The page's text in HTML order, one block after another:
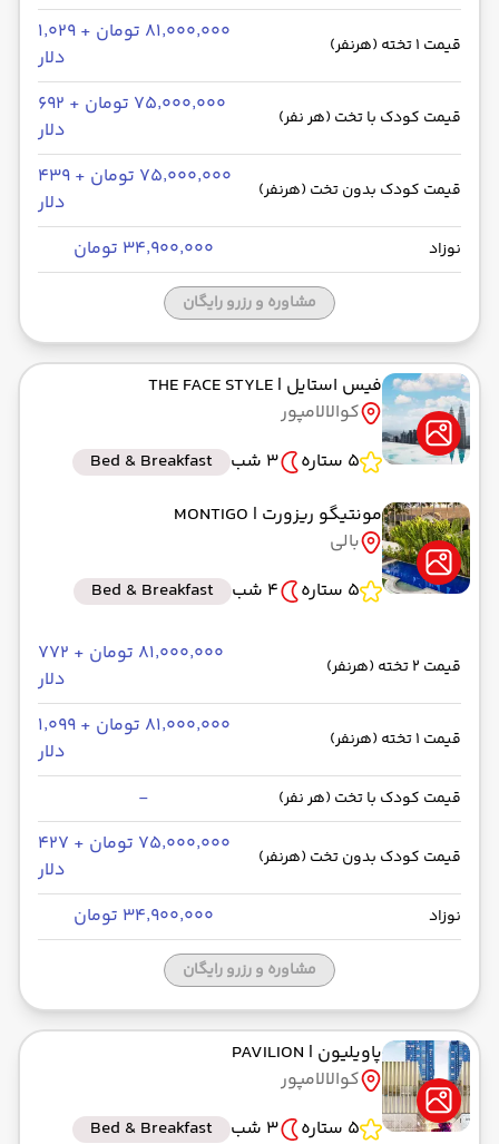
قیمت 1 تخته (هرنفر)
۸۱٬۰۰۰٬۰۰۰ تومان + ۱٬۰۲۹
دلار
قیمت کودک با تخت (هر نفر)
۷۵٬۰۰۰٬۰۰۰ تومان + ۶۹۲
دلار
قیمت کودک بدون تخت (هرنفر)
۷۵٬۰۰۰٬۰۰۰ تومان + ۴۳۹
دلار
نوزاد ۳۴٬۹۰۰٬۰۰۰ تومان
مشاوره و رزرو رایگان
فیس استایل | THE FACE STYLE
کوالالامپور
5 ستاره
3 شب
Bed & Breakfast
مونتیگو ریزورت | MONTIGO
بالی
5 ستاره
4 شب Bed & Breakfast
قیمت 2 تخته (هرنفر)
۸۱٬۰۰۰٬۰۰۰ تومان + ۷۷۲
دلار
قیمت 1 تخته (هرنفر)
۸۱٬۰۰۰٬۰۰۰ تومان + ۱٬۰۹۹
دلار
قیمت کودک با تخت (هر نفر) -
قیمت کودک بدون تخت (هرنفر)
۷۵٬۰۰۰٬۰۰۰ تومان + ۴۲۷
دلار
نوزاد ۳۴٬۹۰۰٬۰۰۰ تومان
مشاوره و رزرو رایگان
پاویلیون | PAVILION
کوالالامپور
5 ستاره
3 شب
Bed & Breakfast